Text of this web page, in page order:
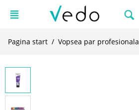
Pagina start / Vopsea par profesionala